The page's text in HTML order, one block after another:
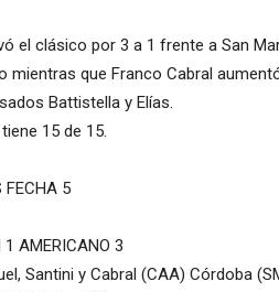
el clásico por 3 a 1 frente a San
mientras que Franco Cabral
Battistella y Elías.
15 de 15.
FECHA 5
AMERICANO 3
Santini y Cabral (CAA) Córdoba